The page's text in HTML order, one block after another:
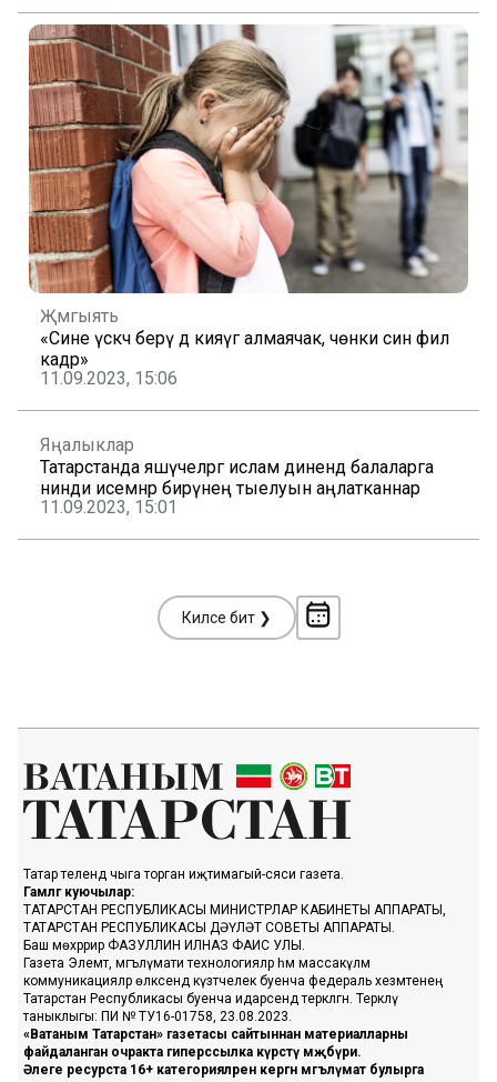
Җәмгыять
«Сине үскәч берәү дә кияүгә алмаячак, чөнки син фил
кадәр»
11.09.2023, 15:06
Яңалыклар
Татарстанда яшәүчеләргә ислам динендә балаларга
нинди исемнәр бирүнең тыелуын аңлатканнар
11.09.2023, 15:01
Киләсе бит ❯
Татар телендә чыга торган иҗтимагый-сәяси газета.
Гамәлгә куючылар:
ТАТАРСТАН РЕСПУБЛИКАСЫ МИНИСТРЛАР КАБИНЕТЫ АППАРАТЫ,
ТАТАРСТАН РЕСПУБЛИКАСЫ ДӘҮЛӘТ СОВЕТЫ АППАРАТЫ.
Баш мөхәррир ФАЗУЛЛИН ИЛНАЗ ФАИС УЛЫ.
Газета Элемтә, мәгълүмати технологияләр һәм массакүләм
коммуникацияләр өлкәсендә күзәтчелек буенча федераль хезмәтенең
Татарстан Республикасы буенча идарәсендә теркәлгән. Теркәлү
таныклыгы: ПИ № ТУ16-01758, 23.08.2023.
«Ватаным Татарстан» газетасы сайтыннан материалларны
файдаланган очракта гиперссылка күрсәтү мәҗбүри.
Әлеге ресурста 16+ категорияләренә кергән мәгълүмат булырга